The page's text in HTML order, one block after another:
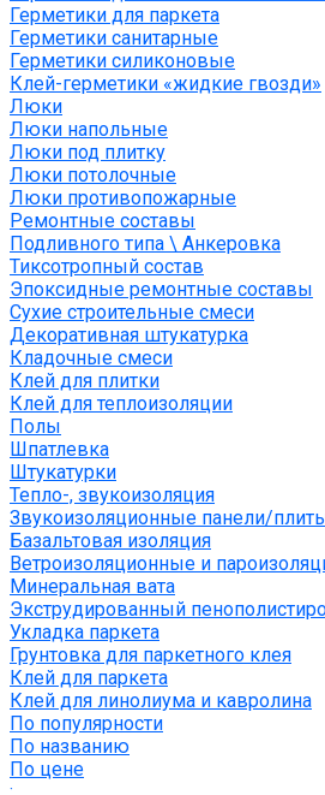
Герметики для паркета
Герметики санитарные
Герметики силиконовые
Клей-герметики «жидкие гвозди»
Люки
Люки напольные
Люки под плитку
Люки потолочные
Люки противопожарные
Ремонтные составы
Подливного типа \ Анкеровка
Тиксотропный состав
Эпоксидные ремонтные составы
Сухие строительные смеси
Декоративная штукатурка
Кладочные смеси
Клей для плитки
Клей для теплоизоляции
Полы
Шпатлевка
Штукатурки
Тепло-, звукоизоляция
Звукоизоляционные панели/
Базальтовая изоляция
Ветроизоляционные и
Минеральная вата
Экструдированный
Укладка паркета
Грунтовка для паркетного клея
Клей для паркета
Клей для линолиума и кавролина
По популярности
По названию
По цене